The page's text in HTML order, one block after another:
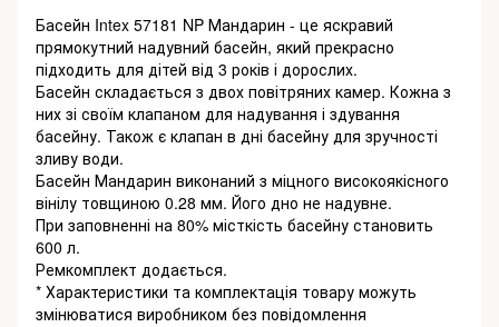
Басейн Intex 57181 NP Мандарин - це яскравий
прямокутний надувний басейн, який прекрасно
підходить для дітей від 3 років і дорослих.
Басейн складається з двох повітряних камер. Кожна з
них зі своїм клапаном для надування і здування
басейну. Також є клапан в дні басейну для зручності
зливу води.
Басейн Мандарин виконаний з міцного високоякісного
вінілу товщиною 0.28 мм. Його дно не надувне.
При заповненні на 80% місткість басейну становить
600 л.
Ремкомплект додається.
* Характеристики та комплектація товару можуть
змінюватися виробником без повідомлення